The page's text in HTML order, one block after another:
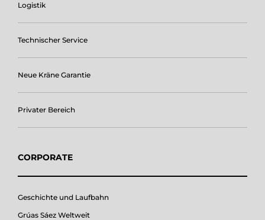
Logistik
Technischer Service
Neue Kräne Garantie
Privater Bereich
CORPORATE
Geschichte und Laufbahn
Grúas Sáez Weltweit